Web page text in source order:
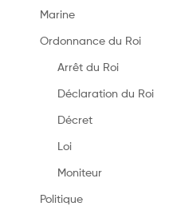
Marine
Ordonnance du Roi
Arrêt du Roi
Déclaration du Roi
Décret
Loi
Moniteur
Politique